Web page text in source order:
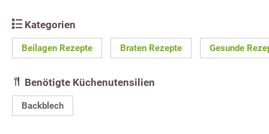
Kategorien
Beilagen Rezepte Braten Rezepte Gesunde
Benötigte Küchenutensilien
Backblech